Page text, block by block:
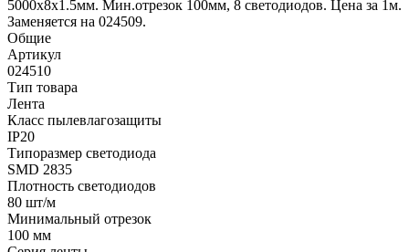
5000х8х1.5мм. Мин.отрезок 100мм, 8 светодиодов. Цена за 1м.
Заменяется на 024509.
Общие
Артикул
024510
Тип товара
Лента
Класс пылевлагозащиты
IP20
Типоразмер светодиода
SMD 2835
Плотность светодиодов
80 шт/м
Минимальный отрезок
100 мм